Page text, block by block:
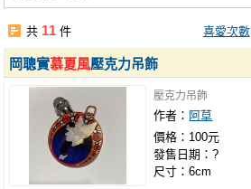
註冊會員
共 11 件 喜愛次數
岡聰實慕夏風壓克力吊飾
壓克力吊飾
作者： 阿草
價格：100元
發售日期：?
尺寸：6cm